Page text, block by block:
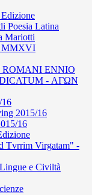
Poesia Latina
Mariotti
MMXVI
ENNIO
- ΑΓΩΝ
2015/16
16
Tvrrim Virgatam" -
e Civiltà